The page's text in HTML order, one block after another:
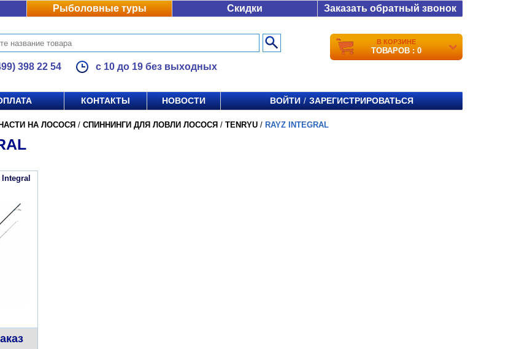
Рыболовные туры Скидки Заказать обратный звонок
398 22 54 с 10 до 19 без выходных
В КОРЗИНЕ
ТОВАРОВ : 0
КОНТАКТЫ НОВОСТИ ВОЙТИ / ЗАРЕГИСТРИРОВАТЬСЯ
НА ЛОСОСЯ / СПИННИНГИ ДЛЯ ЛОВЛИ ЛОСОСЯ / TENRYU / RAYZ INTEGRAL